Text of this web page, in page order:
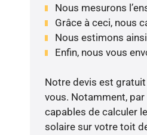
Nous mesurons
Grâce à ceci, nous
Nous estimons
Enfin, nous vous
Notre devis est
vous. Notamment,
capables de calculer
solaire sur votre toit